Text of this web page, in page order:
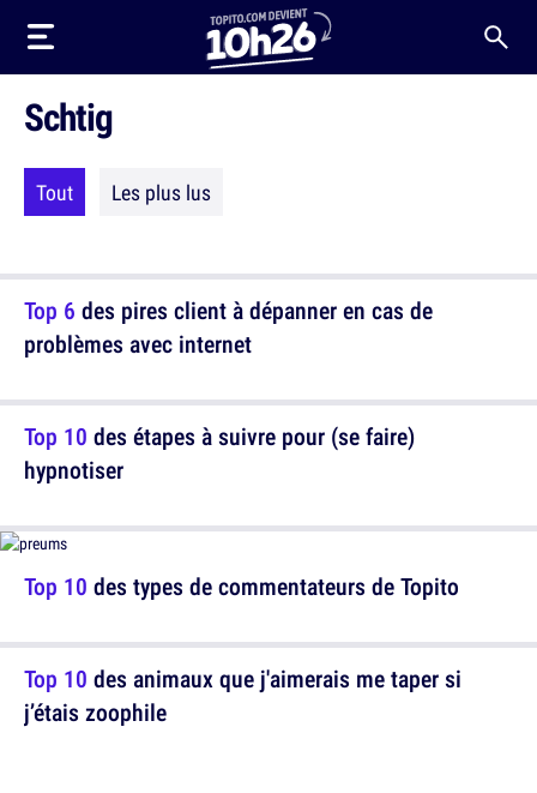
Schtig
Tout Les plus lus
Top 6 des pires client à dépanner en cas de
problèmes avec internet
Top 10 des étapes à suivre pour (se faire)
hypnotiser
Top 10 des types de commentateurs de Topito
Top 10 des animaux que j'aimerais me taper si
j’étais zoophile